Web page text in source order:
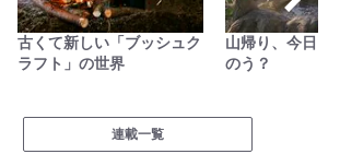
新しい「ブッシュク
」の世界
山帰り、今日はどこでとと
連載一覧